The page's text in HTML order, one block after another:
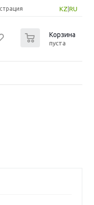
KZ RU
Корзина
пуста